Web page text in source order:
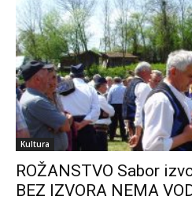
Kultura
ROŽANSTVO Sabor
BEZ IZVORA NEMA